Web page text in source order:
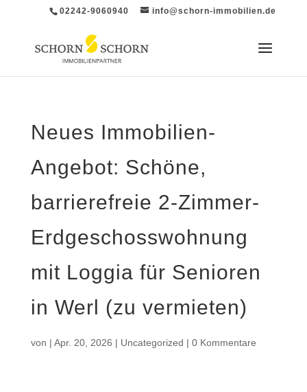
02242-9060940 info@schorn-immobilien.de
Neues Immobilien-
Angebot: Schöne,
barrierefreie 2-Zimmer-
Erdgeschosswohnung
mit Loggia für Senioren
in Werl (zu vermieten)
von | Apr. 20, 2026 | Uncategorized | 0 Kommentare